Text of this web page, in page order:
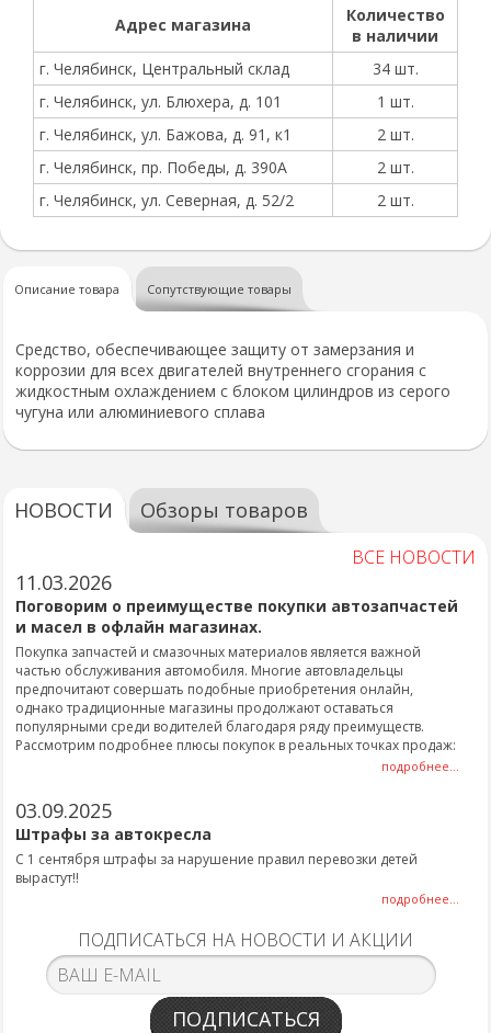
Адрес магазина
Количество
в наличии
г. Челябинск, Центральный склад
34 шт.
г. Челябинск, ул. Блюхера, д. 101
1 шт.
г. Челябинск, ул. Бажова, д. 91, к1
2 шт.
г. Челябинск, пр. Победы, д. 390А
2 шт.
г. Челябинск, ул. Северная, д. 52/2
2 шт.
Описание товара Сопутствующие товары
Средство, обеспечивающее защиту от замерзания и
коррозии для всех двигателей внутреннего сгорания с
жидкостным охлаждением с блоком цилиндров из серого
чугуна или алюминиевого сплава
НОВОСТИ Обзоры товаров
ВСЕ НОВОСТИ
11.03.2026
Поговорим о преимуществе покупки автозапчастей
и масел в офлайн магазинах.
Покупка запчастей и смазочных материалов является важной
частью обслуживания автомобиля. Многие автовладельцы
предпочитают совершать подобные приобретения онлайн,
однако традиционные магазины продолжают оставаться
популярными среди водителей благодаря ряду преимуществ.
Рассмотрим подробнее плюсы покупок в реальных точках продаж:
подробнее...
03.09.2025
Штрафы за автокресла
С 1 сентября штрафы за нарушение правил перевозки детей
вырастут!!
подробнее...
ПОДПИСАТЬСЯ НА НОВОСТИ И АКЦИИ
ПОДПИСАТЬСЯ